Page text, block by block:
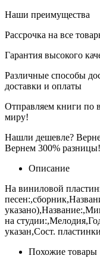
Наши преимущества
Рассрочка на все
Гарантия высокого
Различные способы
доставки и оплаты
Отправляем книги по
миру!
Нашли дешевле?
Вернем 300%
Описание
На виниловой
на
указан,Сост.
Похожие товары